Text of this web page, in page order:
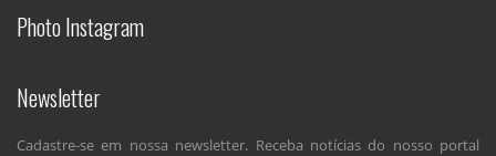
Photo Instagram
Newsletter
Cadastre-se em nossa newsletter. Receba notícias do nosso portal